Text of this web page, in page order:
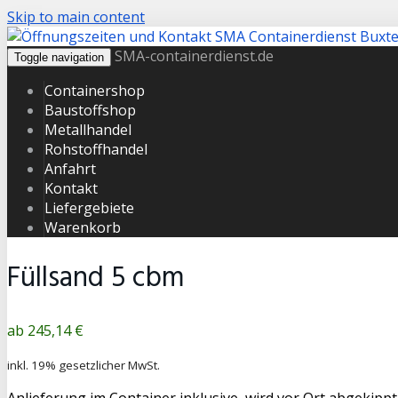
Skip to main content
Toggle navigation
SMA-containerdienst.de
Containershop
Baustoffshop
Metallhandel
Rohstoffhandel
Anfahrt
Kontakt
Liefergebiete
Warenkorb
Füllsand 5 cbm
Produktpreis
245,14 €
inkl. 19% gesetzlicher MwSt.